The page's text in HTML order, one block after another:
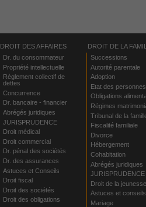
DROIT DES AFFAIRES
Dr. du consommateur
Propriété intellectuelle
Règlement collectif de
dettes
Concurrence
Dr. bancaire - financier
Abrégés juridiques
JURISPRUDENCE
Droit médical
Droit commercial
Dr. pénal des sociétés
Dr. des assurances
Astuces et Conseils
Droit fiscal
Droit des sociétés
Droit des obligations
DROIT DE LA
Successions
Autorité parentale
Adoption
Etat des personnes
Obligations
Régimes
Tribunal de la
Fiscalité familiale
Divorce
Hébergement
Cohabitation
Abrégés juridiques
JURISPRUDENCE
Droit de la jeunesse
Astuces et conseils
Mariage